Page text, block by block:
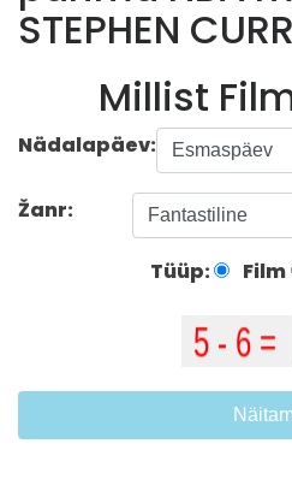
STEPHEN
Millist
Nädalapäev:
Žanr:
Tüüp: Film